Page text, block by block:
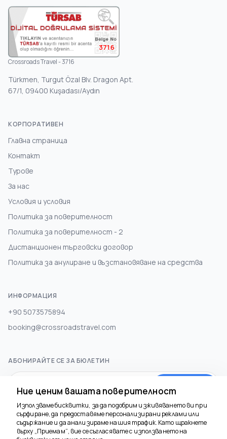
3716
Crossroads Travel - 3716
Türkmen, Turgut Özal Blv. Dragon Apt.
67/1, 09400 Kuşadası/Aydın
КОРПОРАТИВЕН
Главна страница
Контакт
Турове
За нас
Условия и условия
Политика за поверителност
Политика за поверителност - 2
Дистанционен търговски договор
Политика за анулиране и възстановяване на средства
ИНФОРМАЦИЯ
+90 5073575894
booking@crossroadstravel.com
АБОНИРАЙТЕ СЕ ЗА БЮЛЕТИН
СОЦИАЛНА МЕДИЯ
Ние ценим вашата поверителност
Използваме бисквитки, за да подобрим изживяването ви при
сърфиране, да предоставяме персонализирани реклами или
съдържание и да анализираме нашия трафик. Като щракнете
върху „Приемам“, вие се съгласявате с използването на